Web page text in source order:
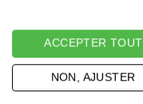
ACCEPTER TOUT
NON, AJUSTER